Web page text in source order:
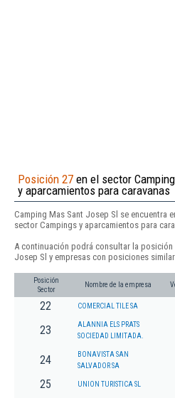
Posición 27 en el sector
y aparcamientos para caravanas
Camping Mas Sant Josep Sl se encuentra
sector Campings y aparcamientos para
A continuación podrá consultar la posición
Josep Sl y empresas con posiciones
Posición
Sector
Nombre de la empresa
22 COMERCIAL TILE SA
23
ALANNIA ELS PRATS
SOCIEDAD LIMITADA.
24
BONAVISTA SAN
SALVADOR SA
25 UNION TURISTICA SL